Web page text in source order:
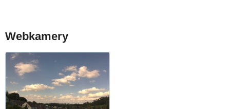
Webkamery